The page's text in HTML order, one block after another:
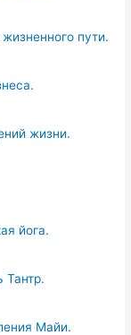
пути.
жизни.
йога.
Тантр.
Майи.